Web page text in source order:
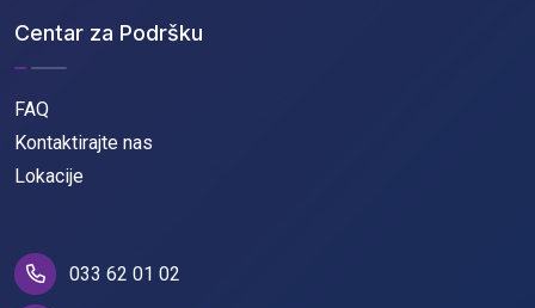
Centar za Podršku
FAQ
Kontaktirajte nas
Lokacije
033 62 01 02